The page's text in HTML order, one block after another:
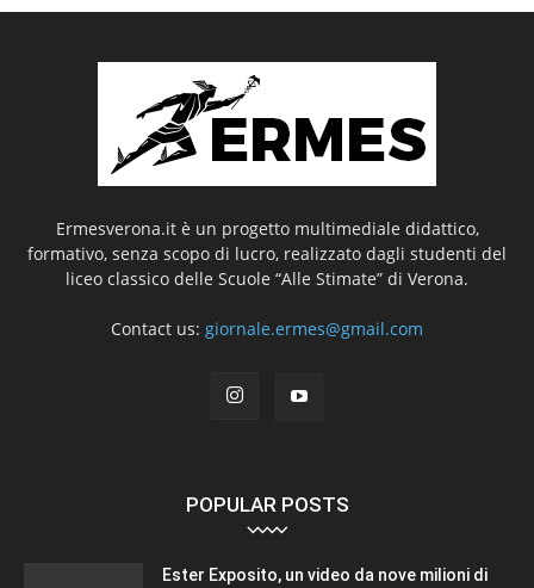
Ermesverona.it è un progetto multimediale didattico,
formativo, senza scopo di lucro, realizzato dagli studenti del
liceo classico delle Scuole “Alle Stimate” di Verona.
Contact us: giornale.ermes@gmail.com
POPULAR POSTS
Ester Exposito, un video da nove milioni di